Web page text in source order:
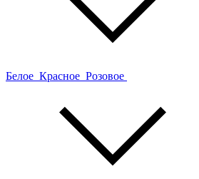
Белое Красное Розовое